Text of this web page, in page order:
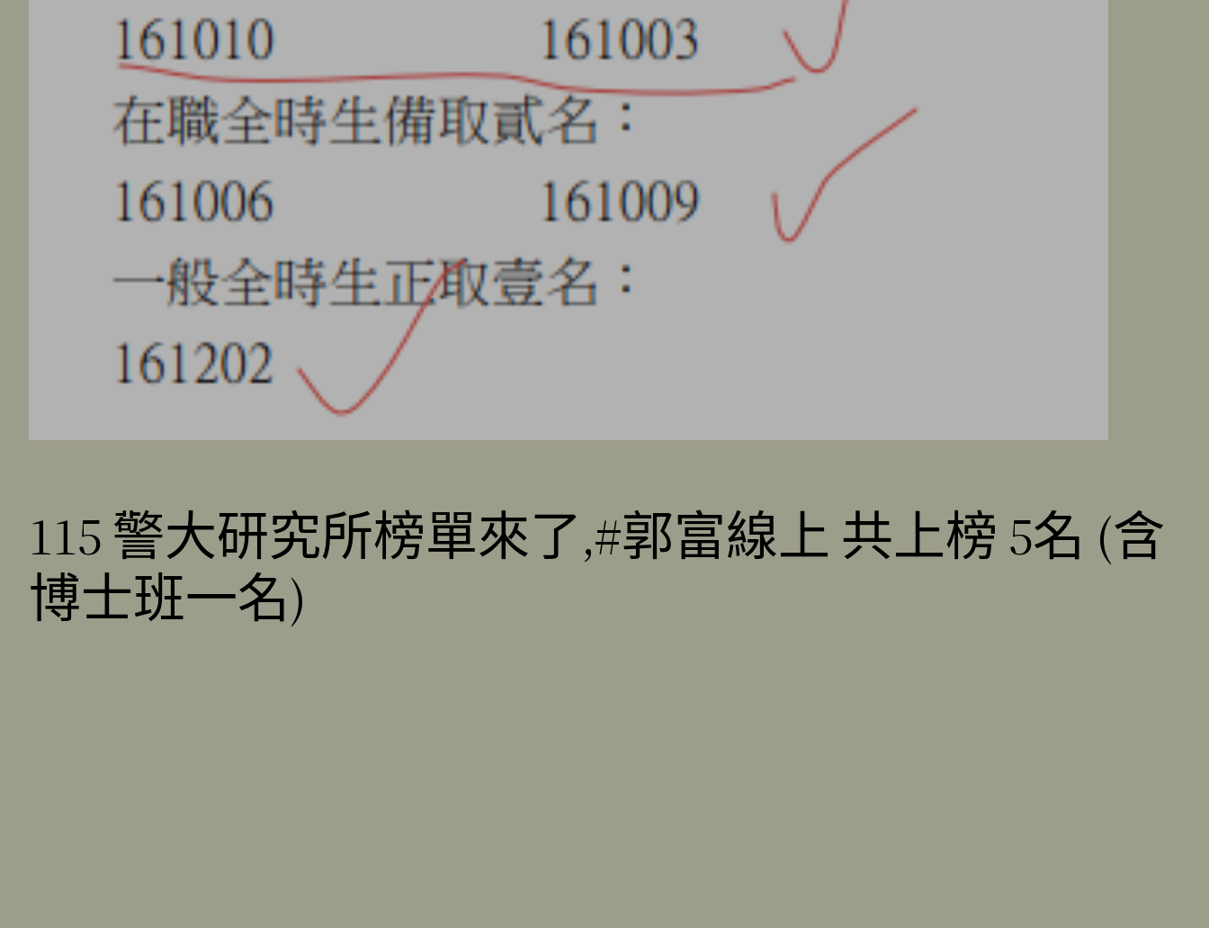
115 警大研究所榜單來了,#郭富線上 共上榜 5名 (含
博士班一名)